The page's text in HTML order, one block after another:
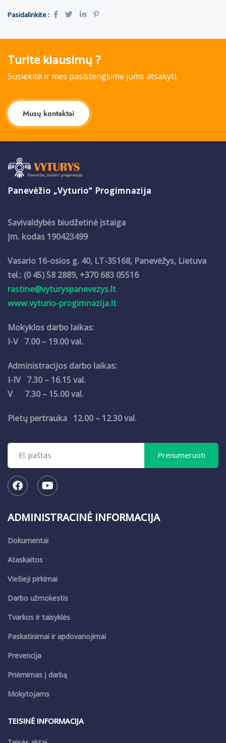
Pasidalinkite :
Turite klausimų ?
Susiekite ir mes pasistengsime jums atsakyti.
Musų kontaktai
Panevėžio „Vyturio“ Progimnazija
Savivaldybės biudžetinė įstaiga
Įm. kodas 190423499
Vasario 16-osios g. 40, LT-35168, Panevėžys, Lietuva
tel.: (0 45) 58 2889, +370 683 05516
rastine@vyturyspanevezys.lt
www.vyturio-progimnazija.lt
Mokyklos darbo laikas:
I-V 7.00 – 19.00 val.
Administracijos darbo laikas:
I-IV 7.30 – 16.15 val.
V 7.30 – 15.00 val.
Pietų pertrauka 12.00 – 12.30 val.
ADMINISTRACINĖ INFORMACIJA
Dokumentai
Ataskaitos
Viešieji pirkimai
Darbo užmokestis
Tvarkos ir taisyklės
Paskatinimai ir apdovanojimai
Prevencija
Priėmimas į darbą
Mokytojams
TEISINĖ INFORMACIJA